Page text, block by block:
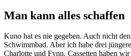
Man kann alles schaffen
Kuno hat es nie gegeben. Auch nicht
Schwimmbad. Aber ich habe drei
Charlotte und Fynn. Cassetten haben